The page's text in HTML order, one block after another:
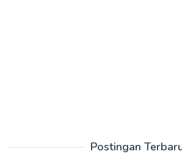
Postingan